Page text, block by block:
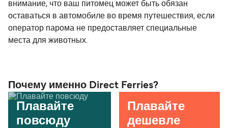
внимание, что ваш питомец может быть обязан
оставаться в автомобиле во время путешествия, если
оператор парома не предоставляет специальные
места для животных.
Почему именно Direct Ferries?
Плавайте
повсюду
Плавайте
дешевле